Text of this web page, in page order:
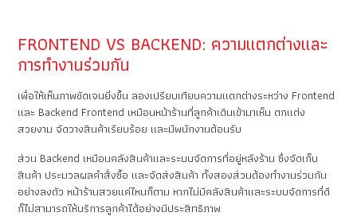
FRONTEND VS BACKEND: ความแตกต่างและ
การทำงานร่วมกัน
เพื่อให้เห็นภาพชัดเจนยิ่งขึ้น ลองเปรียบเทียบความแตกต่างระหว่าง Frontend
และ Backend Frontend เหมือนหน้าร้านที่ลูกค้าเดินเข้ามาเห็น ตกแต่ง
สวยงาม จัดวางสินค้าเรียบร้อย และมีพนักงานต้อนรับ
ส่วน Backend เหมือนคลังสินค้าและระบบจัดการที่อยู่หลังร้าน ซึ่งจัดเก็บ
สินค้า ประมวลผลคำสั่งซื้อ และจัดส่งสินค้า ทั้งสองส่วนต้องทำงานร่วมกัน
อย่างลงตัว หน้าร้านสวยแค่ไหนก็ตาม หากไม่มีคลังสินค้าและระบบจัดการที่ดี
ก็ไม่สามารถให้บริการลูกค้าได้อย่างมีประสิทธิภาพ